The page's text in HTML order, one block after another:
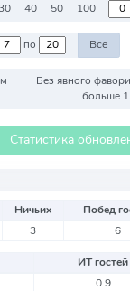
40 50 100
по Все
Без явного
больше
Статистика
Ничьих Побед
3 6
ИТ гостей
0.9